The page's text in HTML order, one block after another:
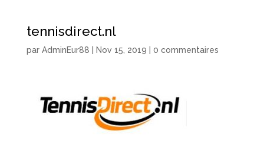
tennisdirect.nl
par AdminEur88 Nov 15, 2019 0 commentaires